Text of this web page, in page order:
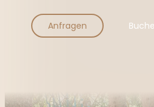
Anfragen